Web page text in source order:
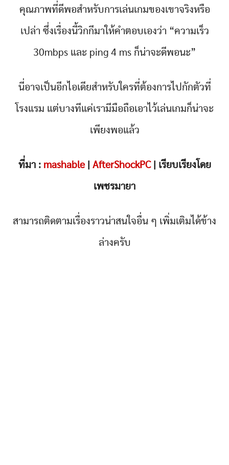
คุณภาพที่ดีพอสำหรับการเล่นเกมของเขาจริงหรือ
เปล่า ซึ่งเรื่องนี้วิกกีมาให้คำตอบเองว่า “ความเร็ว
30mbps และ ping 4 ms ก็น่าจะดีพอนะ”
นี่อาจเป็นอีกไอเดียสำหรับใครที่ต้องการไปกักตัวที่
โรงแรม แต่บางทีแค่เรามีมือถือเอาไว้เล่นเกมก็น่าจะ
เพียงพอแล้ว
ที่มา : mashable| AfterShockPC| เรียบเรียงโดย
เพชรมายา
สามารถติดตามเรื่องราวน่าสนใจอื่น ๆ เพิ่มเติมได้ข้าง
ล่างครับ